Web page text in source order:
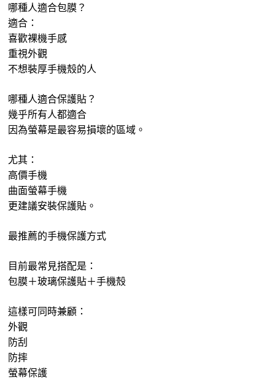
哪種人適合包膜？
適合：
喜歡裸機手感
重視外觀
不想裝厚手機殼的人
哪種人適合保護貼？
幾乎所有人都適合
因為螢幕是最容易損壞的區域。
尤其：
高價手機
曲面螢幕手機
更建議安裝保護貼。
最推薦的手機保護方式
目前最常見搭配是：
包膜＋玻璃保護貼＋手機殼
這樣可同時兼顧：
外觀
防刮
防摔
螢幕保護